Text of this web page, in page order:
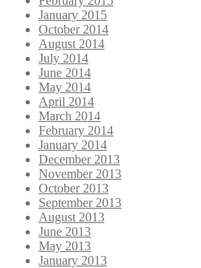
January 2015
October 2014
August 2014
July 2014
June 2014
May 2014
April 2014
March 2014
February 2014
January 2014
December 2013
November 2013
October 2013
September 2013
August 2013
June 2013
May 2013
January 2013